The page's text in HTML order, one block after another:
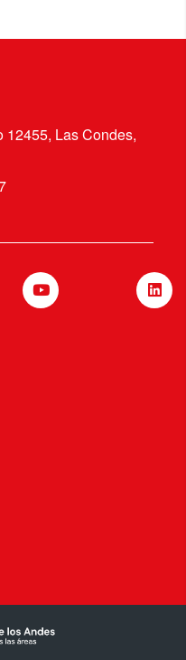
12455, Las Condes,